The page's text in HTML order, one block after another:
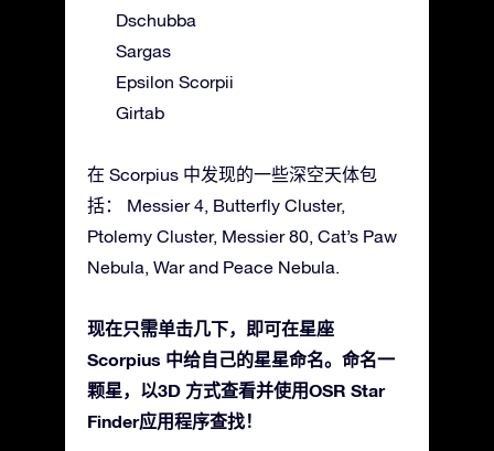
Dschubba
Sargas
Epsilon Scorpii
Girtab
在 Scorpius 中发现的一些深空天体包
括： Messier 4, Butterfly Cluster,
Ptolemy Cluster, Messier 80, Cat’s Paw
Nebula, War and Peace Nebula.
现在只需单击几下，即可在星座
Scorpius 中给自己的星星命名。命名一
颗星，以3D 方式查看并使用OSR Star
Finder应用程序查找！